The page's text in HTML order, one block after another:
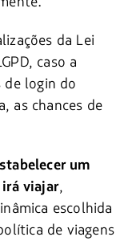
da Lei
caso a
de login do
as chances de
um
irá viajar,
escolhida
de viagens